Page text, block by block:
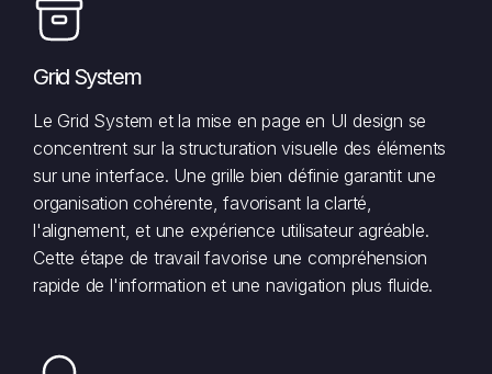
Grid System
Le Grid System et la mise en page en UI design se
concentrent sur la structuration visuelle des éléments
sur une interface. Une grille bien définie garantit une
organisation cohérente, favorisant la clarté,
l'alignement, et une expérience utilisateur agréable.
Cette étape de travail favorise une compréhension
rapide de l'information et une navigation plus fluide.